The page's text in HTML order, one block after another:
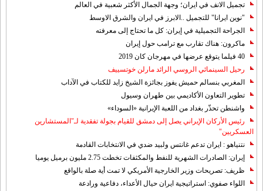
تجميل الانف في ايران؛ وجهة الجمال الأكثر شعبية في العالم
"نوين ايرانا" للتجميل ..الابرز في ايران والشرق الاوسط
الجراحة التجميلية في إيران: كل ما تحتاج إلى معرفته
ماكرون: هناك تقارب مع ترامب حول إيران
40 فيلما يتوقع عرضها في مهرجان كان 2019
رحيل السينمائي الروسي الرائد مارلن خوتسييف
المغربي بنسالم حميش يفوز بجائزة الشيخ زايد للكتاب في الآداب
تطوير التعاون الأكاديمي بين طهران وسيول
واشنطن تحذّر بغداد من اللعبة الإيرانية «السوداء»
رئيس الأركان الإيراني يصل إلى دمشق للقيام بجولة تفقدية لـ"المستشارين
العسكريين"
نتنياهو : ايران تدعم غانتس ولبيد ضدي في الانتخابات القادمة
إيران: الصادرات الشهریة للنفط والمكثفات تخطت 2.75 مليون برميل يوميا
ظريف: تصريحات وزير الخارجية الأمريكي لا تمت أية صلة بالواقع
اللواء صفوي: استراتيجية ايران حيال الأعداء، دفاعية ورادعة